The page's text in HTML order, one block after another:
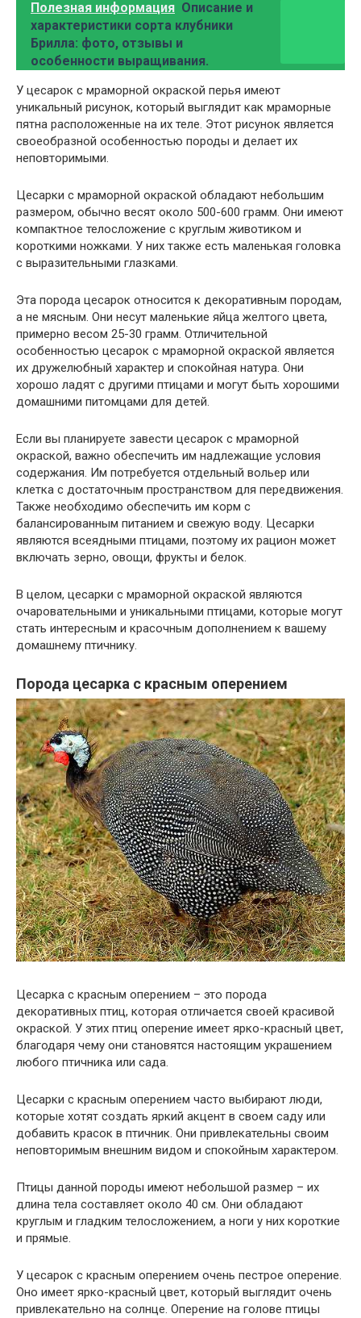
Полезная информация Описание и
характеристики сорта клубники
Брилла: фото, отзывы и
особенности выращивания.
У цесарок с мраморной окраской перья имеют
уникальный рисунок, который выглядит как мраморные
пятна расположенные на их теле. Этот рисунок является
своеобразной особенностью породы и делает их
неповторимыми.
Цесарки с мраморной окраской обладают небольшим
размером, обычно весят около 500-600 грамм. Они имеют
компактное телосложение с круглым животиком и
короткими ножками. У них также есть маленькая головка
с выразительными глазками.
Эта порода цесарок относится к декоративным породам,
а не мясным. Они несут маленькие яйца желтого цвета,
примерно весом 25-30 грамм. Отличительной
особенностью цесарок с мраморной окраской является
их дружелюбный характер и спокойная натура. Они
хорошо ладят с другими птицами и могут быть хорошими
домашними питомцами для детей.
Если вы планируете завести цесарок с мраморной
окраской, важно обеспечить им надлежащие условия
содержания. Им потребуется отдельный вольер или
клетка с достаточным пространством для передвижения.
Также необходимо обеспечить им корм с
балансированным питанием и свежую воду. Цесарки
являются всеядными птицами, поэтому их рацион может
включать зерно, овощи, фрукты и белок.
В целом, цесарки с мраморной окраской являются
очаровательными и уникальными птицами, которые могут
стать интересным и красочным дополнением к вашему
домашнему птичнику.
Порода цесарка с красным оперением
Цесарка с красным оперением – это порода
декоративных птиц, которая отличается своей красивой
окраской. У этих птиц оперение имеет ярко-красный цвет,
благодаря чему они становятся настоящим украшением
любого птичника или сада.
Цесарки с красным оперением часто выбирают люди,
которые хотят создать яркий акцент в своем саду или
добавить красок в птичник. Они привлекательны своим
неповторимым внешним видом и спокойным характером.
Птицы данной породы имеют небольшой размер – их
длина тела составляет около 40 см. Они обладают
круглым и гладким телосложением, а ноги у них короткие
и прямые.
У цесарок с красным оперением очень пестрое оперение.
Оно имеет ярко-красный цвет, который выглядит очень
привлекательно на солнце. Оперение на голове птицы